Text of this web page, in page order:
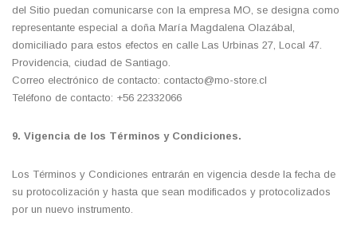
del Sitio puedan comunicarse con la empresa MO, se designa como
representante especial a doña María Magdalena Olazábal,
domiciliado para estos efectos en calle Las Urbinas 27, Local 47.
Providencia, ciudad de Santiago.
Correo electrónico de contacto: contacto@mo-store.cl
Teléfono de contacto: +56 22332066
9. Vigencia de los Términos y Condiciones.
Los Términos y Condiciones entrarán en vigencia desde la fecha de
su protocolización y hasta que sean modificados y protocolizados
por un nuevo instrumento.